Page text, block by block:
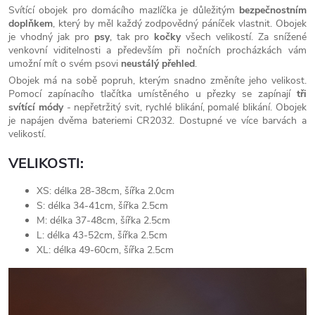
Svítící obojek pro domácího mazlíčka je důležitým bezpečnostním
doplňkem, který by měl každý zodpovědný páníček vlastnit. Obojek
je vhodný jak pro psy, tak pro kočkyvšech velikostí. Za snížené
venkovní viditelnosti a především při nočních procházkách vám
umožní mít o svém psovi neustálý přehled.
Obojek má na sobě popruh, kterým snadno změníte jeho velikost.
Pomocí zapínacího tlačítka umístěného u přezky se zapínají tři
svítící módy - nepřetržitý svit, rychlé blikání, pomalé blikání. Obojek
je napájen dvěma bateriemi CR2032. Dostupné ve více barvách a
velikostí.
VELIKOSTI:
XS: délka 28-38cm, šířka 2.0cm
S: délka 34-41cm, šířka 2.5cm
M: délka 37-48cm, šířka 2.5cm
L: délka 43-52cm, šířka 2.5cm
XL: délka 49-60cm, šířka 2.5cm